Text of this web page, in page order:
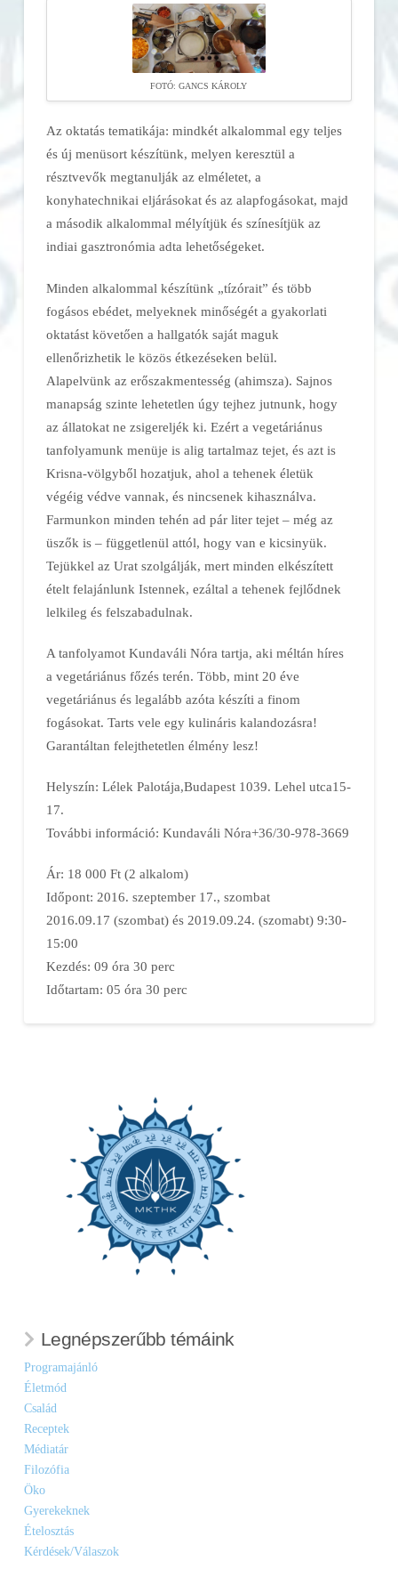
FOTÓ: GANCS KÁROLY
Az oktatás tematikája: mindkét alkalommal egy teljes
és új menüsort készítünk, melyen keresztül a
résztvevők megtanulják az elméletet, a
konyhatechnikai eljárásokat és az alapfogásokat, majd
a második alkalommal mélyítjük és színesítjük az
indiai gasztronómia adta lehetőségeket.
Minden alkalommal készítünk „tízórait” és több
fogásos ebédet, melyeknek minőségét a gyakorlati
oktatást követően a hallgatók saját maguk
ellenőrizhetik le közös étkezéseken belül.
Alapelvünk az erőszakmentesség (ahimsza). Sajnos
manapság szinte lehetetlen úgy tejhez jutnunk, hogy
az állatokat ne zsigereljék ki. Ezért a vegetáriánus
tanfolyamunk menüje is alig tartalmaz tejet, és azt is
Krisna-völgyből hozatjuk, ahol a tehenek életük
végéig védve vannak, és nincsenek kihasználva.
Farmunkon minden tehén ad pár liter tejet – még az
üszők is – függetlenül attól, hogy van e kicsinyük.
Tejükkel az Urat szolgálják, mert minden elkészített
ételt felajánlunk Istennek, ezáltal a tehenek fejlődnek
lelkileg és felszabadulnak.
A tanfolyamot Kundaváli Nóra tartja, aki méltán híres
a vegetáriánus főzés terén. Több, mint 20 éve
vegetáriánus és legalább azóta készíti a finom
fogásokat. Tarts vele egy kulináris kalandozásra!
Garantáltan felejthetetlen élmény lesz!
Helyszín: Lélek Palotája,Budapest 1039. Lehel utca15-
17.
További információ: Kundaváli Nóra+36/30-978-3669
Ár: 18 000 Ft (2 alkalom)
Időpont: 2016. szeptember 17., szombat
2016.09.17 (szombat) és 2019.09.24. (szomabt) 9:30-
15:00
Kezdés: 09 óra 30 perc
Időtartam: 05 óra 30 perc
Legnépszerűbb témáink
Programajánló
Életmód
Család
Receptek
Médiatár
Filozófia
Öko
Gyerekeknek
Ételosztás
Kérdések/Válaszok